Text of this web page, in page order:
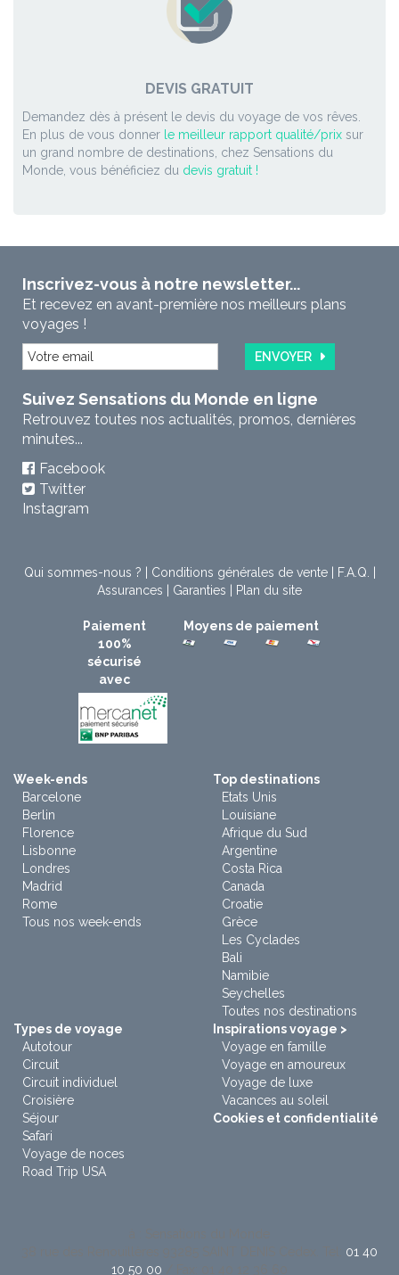
DEVIS GRATUIT
Demandez dès à présent le devis du voyage de vos rêves.
En plus de vous donner le meilleur rapport qualité/prix sur
un grand nombre de destinations, chez Sensations du
Monde, vous bénéficiez du devis gratuit !
Inscrivez-vous à notre newsletter...
Et recevez en avant-première nos meilleurs plans
voyages !
ENVOYER
Suivez Sensations du Monde en ligne
Retrouvez toutes nos actualités, promos, dernières
minutes...
Facebook
Twitter
Instagram
Qui sommes-nous ? Conditions générales de vente| F.A.Q.
Assurances
Garanties Plan du site
Paiement
100%
sécurisé
avec
Moyens de paiement
Week-ends
Barcelone
Berlin
Florence
Lisbonne
Londres
Madrid
Rome
Tous nos week-ends
Top destinations
Etats Unis
Louisiane
Afrique du Sud
Argentine
Costa Rica
Canada
Croatie
Grèce
Les Cyclades
Bali
Namibie
Seychelles
Toutes nos destinations
Types de voyage
Autotour
Circuit
Circuit individuel
Croisière
Séjour
Safari
Voyage de noces
Road Trip USA
Inspirations voyage >
Voyage en famille
Voyage en amoureux
Voyage de luxe
Vacances au soleil
Cookies et confidentialité
01 40
10 50 00